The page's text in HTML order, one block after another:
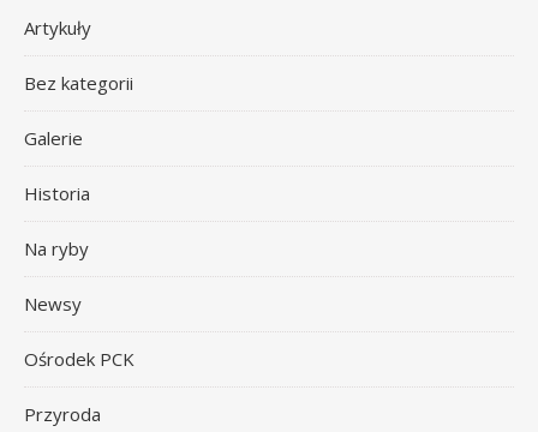
Artykuły
Bez kategorii
Galerie
Historia
Na ryby
Newsy
Ośrodek PCK
Przyroda